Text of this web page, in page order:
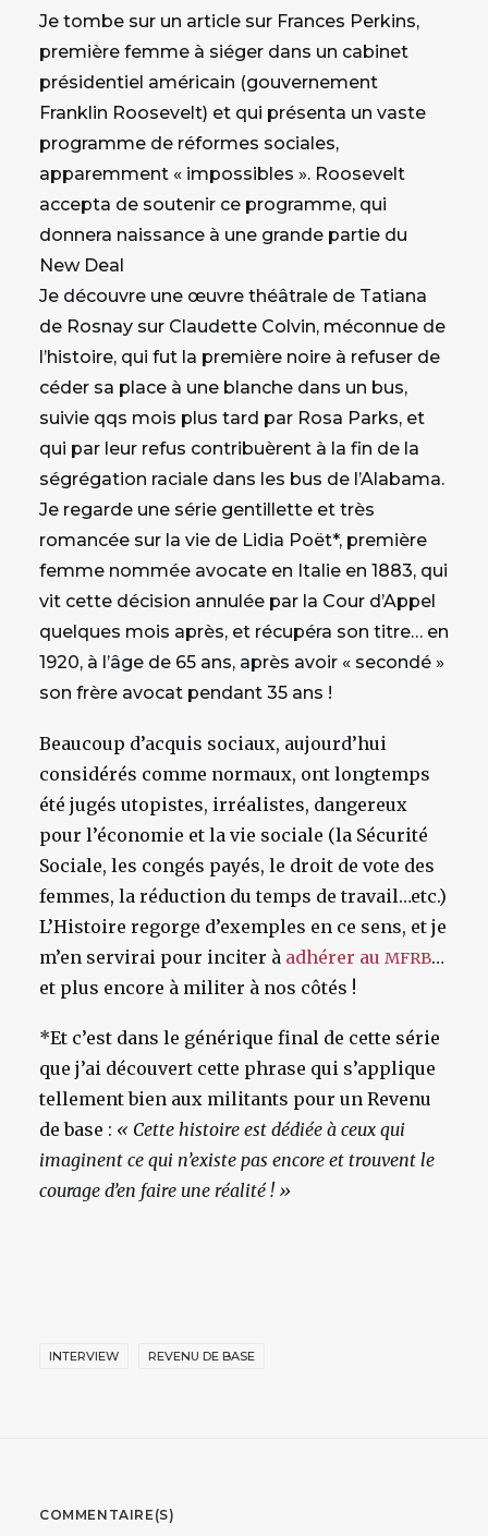
Je tombe sur un article sur Frances Perkins,
première femme à siéger dans un cabinet
présidentiel américain (gouvernement
Franklin Roosevelt) et qui présenta un vaste
programme de réformes sociales,
apparemment « impossibles ». Roosevelt
accepta de soutenir ce programme, qui
donnera naissance à une grande partie du
New Deal
Je découvre une œuvre théâtrale de Tatiana
de Rosnay sur Claudette Colvin, méconnue de
l’histoire, qui fut la première noire à refuser de
céder sa place à une blanche dans un bus,
suivie qqs mois plus tard par Rosa Parks, et
qui par leur refus contribuèrent à la fin de la
ségrégation raciale dans les bus de l’Alabama.
Je regarde une série gentillette et très
romancée sur la vie de Lidia Poët*, première
femme nommée avocate en Italie en 1883, qui
vit cette décision annulée par la Cour d’Appel
quelques mois après, et récupéra son titre… en
1920, à l’âge de 65 ans, après avoir « secondé »
son frère avocat pendant 35 ans !
Beaucoup d’acquis sociaux, aujourd’hui
considérés comme normaux, ont longtemps
été jugés utopistes, irréalistes, dangereux
pour l’économie et la vie sociale (la Sécurité
Sociale, les congés payés, le droit de vote des
femmes, la réduction du temps de travail…etc.)
L’Histoire regorge d’exemples en ce sens, et je
m’en servirai pour inciter à adhérer au MFRB…
et plus encore à militer à nos côtés !
*Et c’est dans le générique final de cette série
que j’ai découvert cette phrase qui s’applique
tellement bien aux militants pour un Revenu
de base : « Cette histoire est dédiée à ceux qui
imaginent ce qui n’existe pas encore et trouvent le
courage d’en faire une réalité ! »
INTERVIEW REVENU DE BASE
COMMENTAIRE(S)